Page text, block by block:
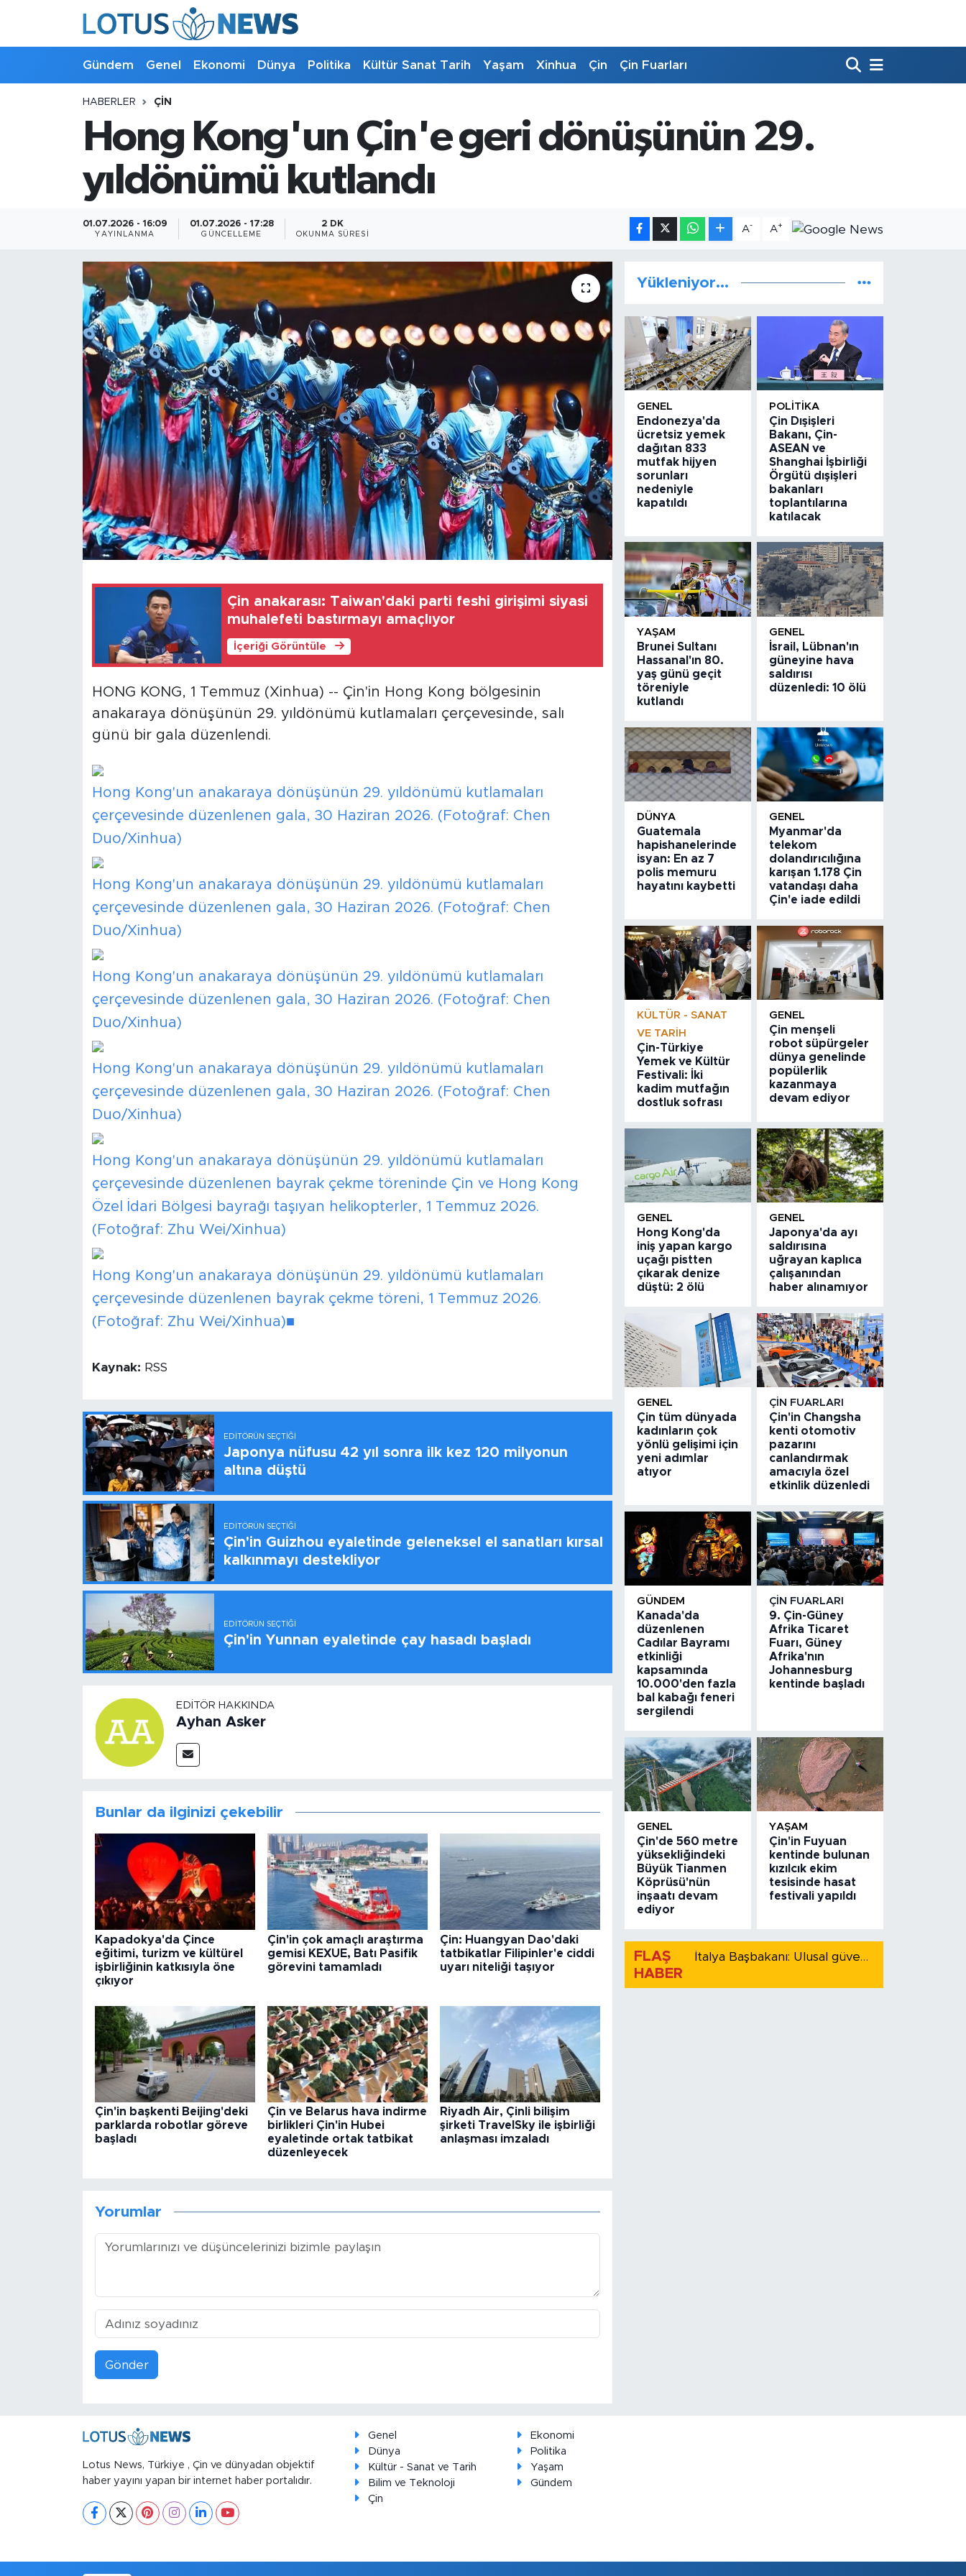
Gündem Genel Ekonomi Dünya Politika Kültür Sanat Tarih Yaşam Xinhua Çin Çin Fuarları
HABERLER ÇIN
Hong Kong'un Çin'e geri dönüşünün 29.
yıldönümü kutlandı
01.07.2026 - 16:09
YAYINLANMA
01.07.2026 - 17:28
GÜNCELLEME
2 DK
OKUNMA SÜRESI
A- A+
Çin anakarası: Taiwan'daki parti feshi girişimi siyasi
muhalefeti bastırmayı amaçlıyor
İçeriği Görüntüle
HONG KONG, 1 Temmuz (Xinhua) -- Çin'in Hong Kong bölgesinin
anakaraya dönüşünün 29. yıldönümü kutlamaları çerçevesinde, salı
günü bir gala düzenlendi.
Hong Kong'un anakaraya dönüşünün 29. yıldönümü kutlamaları
çerçevesinde düzenlenen gala, 30 Haziran 2026. (Fotoğraf: Chen
Duo/Xinhua)
Hong Kong'un anakaraya dönüşünün 29. yıldönümü kutlamaları
çerçevesinde düzenlenen gala, 30 Haziran 2026. (Fotoğraf: Chen
Duo/Xinhua)
Hong Kong'un anakaraya dönüşünün 29. yıldönümü kutlamaları
çerçevesinde düzenlenen gala, 30 Haziran 2026. (Fotoğraf: Chen
Duo/Xinhua)
Hong Kong'un anakaraya dönüşünün 29. yıldönümü kutlamaları
çerçevesinde düzenlenen gala, 30 Haziran 2026. (Fotoğraf: Chen
Duo/Xinhua)
Hong Kong'un anakaraya dönüşünün 29. yıldönümü kutlamaları
çerçevesinde düzenlenen bayrak çekme töreninde Çin ve Hong Kong
Özel İdari Bölgesi bayrağı taşıyan helikopterler, 1 Temmuz 2026.
(Fotoğraf: Zhu Wei/Xinhua)
Hong Kong'un anakaraya dönüşünün 29. yıldönümü kutlamaları
çerçevesinde düzenlenen bayrak çekme töreni, 1 Temmuz 2026.
(Fotoğraf: Zhu Wei/Xinhua)■
Kaynak: RSS
EDITÖRÜN SEÇTIĞI
Japonya nüfusu 42 yıl sonra ilk kez 120 milyonun
altına düştü
EDITÖRÜN SEÇTIĞI
Çin'in Guizhou eyaletinde geleneksel el sanatları kırsal
kalkınmayı destekliyor
EDITÖRÜN SEÇTIĞI
Çin'in Yunnan eyaletinde çay hasadı başladı
EDITÖR HAKKINDA
Ayhan Asker
Bunlar da ilginizi çekebilir
Kapadokya'da Çince
eğitimi, turizm ve kültürel
işbirliğinin katkısıyla öne
çıkıyor
Çin'in çok amaçlı araştırma
gemisi KEXUE, Batı Pasifik
görevini tamamladı
Çin: Huangyan Dao'daki
tatbikatlar Filipinler'e ciddi
uyarı niteliği taşıyor
Çin'in başkenti Beijing'deki
parklarda robotlar göreve
başladı
Çin ve Belarus hava indirme
birlikleri Çin'in Hubei
eyaletinde ortak tatbikat
düzenleyecek
Riyadh Air, Çinli bilişim
şirketi TravelSky ile işbirliği
anlaşması imzaladı
Yorumlar
Gönder
Yükleniyor...
GENEL
Endonezya'da
ücretsiz yemek
dağıtan 833
mutfak hijyen
sorunları
nedeniyle
kapatıldı
POLITIKA
Çin Dışişleri
Bakanı, Çin-
ASEAN ve
Shanghai İşbirliği
Örgütü dışişleri
bakanları
toplantılarına
katılacak
YAŞAM
Brunei Sultanı
Hassanal'ın 80.
yaş günü geçit
töreniyle
kutlandı
GENEL
İsrail, Lübnan'ın
güneyine hava
saldırısı
düzenledi: 10 ölü
DÜNYA
Guatemala
hapishanelerinde
isyan: En az 7
polis memuru
hayatını kaybetti
GENEL
Myanmar'da
telekom
dolandırıcılığına
karışan 1.178 Çin
vatandaşı daha
Çin'e iade edildi
KÜLTÜR - SANAT
VE TARIH
Çin-Türkiye
Yemek ve Kültür
Festivali: İki
kadim mutfağın
dostluk sofrası
GENEL
Çin menşeli
robot süpürgeler
dünya genelinde
popülerlik
kazanmaya
devam ediyor
GENEL
Hong Kong'da
iniş yapan kargo
uçağı pistten
çıkarak denize
düştü: 2 ölü
GENEL
Japonya'da ayı
saldırısına
uğrayan kaplıca
çalışanından
haber alınamıyor
GENEL
Çin tüm dünyada
kadınların çok
yönlü gelişimi için
yeni adımlar
atıyor
ÇIN FUARLARI
Çin'in Changsha
kenti otomotiv
pazarını
canlandırmak
amacıyla özel
etkinlik düzenledi
GÜNDEM
Kanada'da
düzenlenen
Cadılar Bayramı
etkinliği
kapsamında
10.000'den fazla
bal kabağı feneri
sergilendi
ÇIN FUARLARI
9. Çin-Güney
Afrika Ticaret
Fuarı, Güney
Afrika'nın
Johannesburg
kentinde başladı
GENEL
Çin'de 560 metre
yüksekliğindeki
Büyük Tianmen
Köprüsü'nün
inşaatı devam
ediyor
YAŞAM
Çin'in Fuyuan
kentinde bulunan
kızılcık ekim
tesisinde hasat
festivali yapıldı
FLAŞ
HABER
İtalya Başbakanı: Ulusal güvenliği korumak için İspanya ile Schengen kapsamındaki serbest dolaşımı askıya alıyoruz
Lotus News, Türkiye , Çin ve dünyadan objektif
haber yayını yapan bir internet haber portalıdır.
Genel
Ekonomi
Dünya
Politika
Kültür - Sanat ve Tarih
Yaşam
Bilim ve Teknoloji
Gündem
Çin
Kültür - Sanat ve Tarih
Bilim ve Teknoloji
Çin Fuarları
Gündem
Foto Haber
Xinhua Türkiye